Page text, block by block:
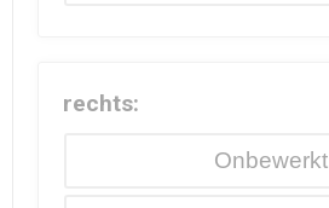
rechts:
Onbewerkt